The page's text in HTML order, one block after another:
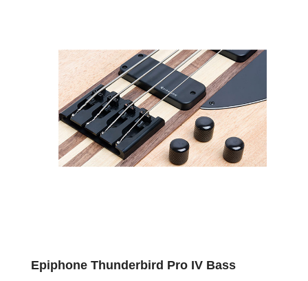
Epiphone Thunderbird Pro IV Bass